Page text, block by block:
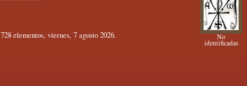
728 elementos, viernes, 7 agosto 2026. No
identificadas